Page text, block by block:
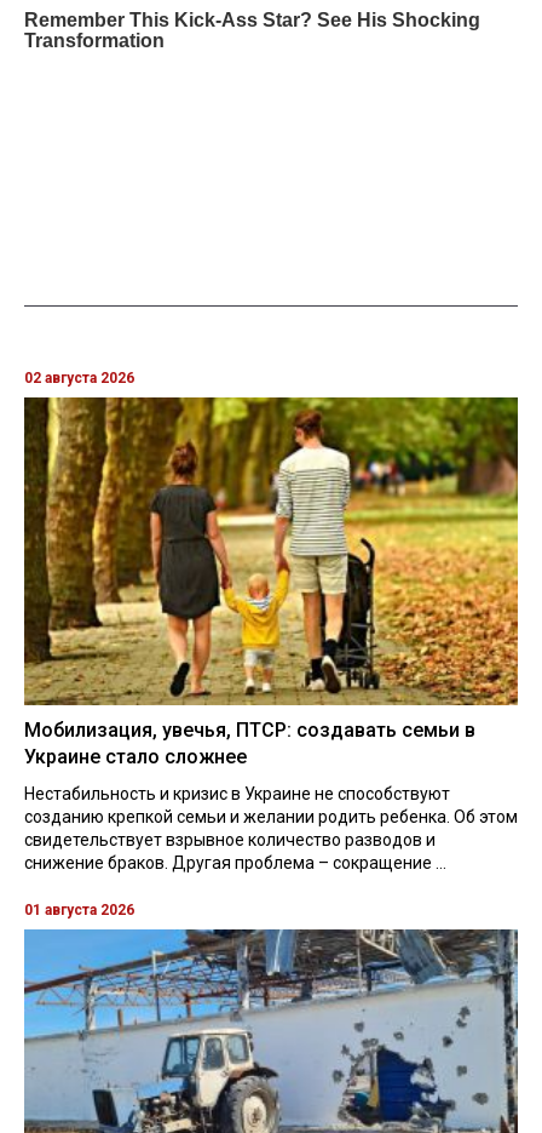
02 августа 2026
Мобилизация, увечья, ПТСР: создавать семьи в
Украине стало сложнее
Нестабильность и кризис в Украине не способствуют
созданию крепкой семьи и желании родить ребенка. Об этом
свидетельствует взрывное количество разводов и
снижение браков. Другая проблема – сокращение ...
01 августа 2026